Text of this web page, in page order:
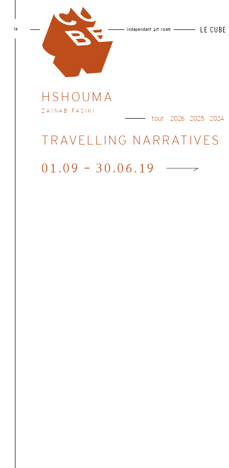
le independent art room LE CUBE
tout 2026 2025 2024
HSHOUMA
ZAINAB FASIKI
09.11 - 14.12.18
TRAVELLING NARRATIVES
01.09 - 30.06.19